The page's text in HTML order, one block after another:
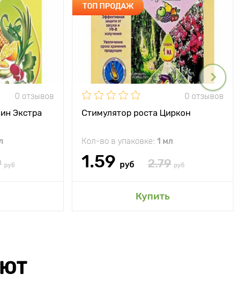
0 отзывов
Экстра
руб
ТОП ПРОДАЖ
0 отзывов
Стимулятор роста Циркон
Кол-во в упаковке: 1 мл
1.59 руб 2.79 руб
Купить